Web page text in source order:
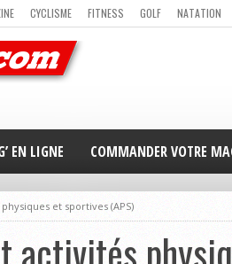
CYCLISME FITNESS GOLF NATATION
MAG’ EN LIGNE
EN LIGNE COMMANDER VOTRE
et sportives (APS)
activités